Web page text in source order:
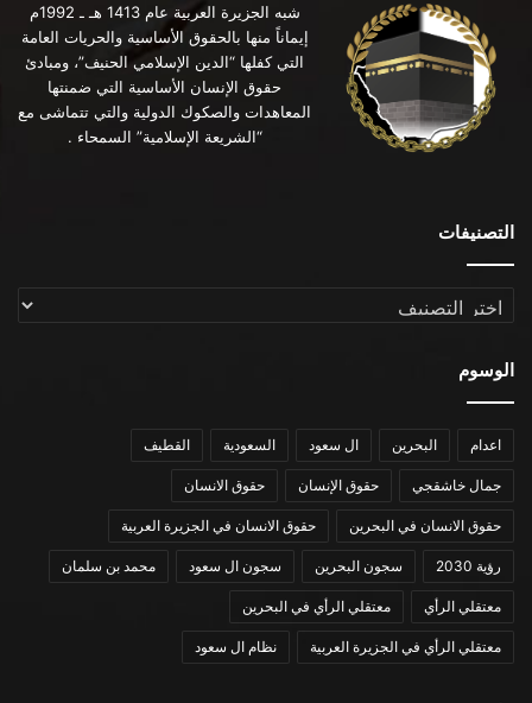
شبه الجزيرة العربية عام 1413 هـ ـ 1992م
إيماناً منها بالحقوق الأساسية والحريات العامة
التي كفلها “الدين الإسلامي الحنيف”، ومبادئ
حقوق الإنسان الأساسية التي ضمنتها
المعاهدات والصكوك الدولية والتي تتماشى مع
“الشريعة الإسلامية” السمحاء .
التصنيفات
التصنيفات
الوسوم
اعدام البحرين ال سعود السعودية القطيف
جمال خاشقجي حقوق الإنسان حقوق الانسان
حقوق الانسان في البحرين حقوق الانسان في الجزيرة العربية
رؤية 2030 سجون البحرين سجون ال سعود محمد بن سلمان
معتقلي الرأي معتقلي الرأي في البحرين
معتقلي الرأي في الجزيرة العربية نظام ال سعود